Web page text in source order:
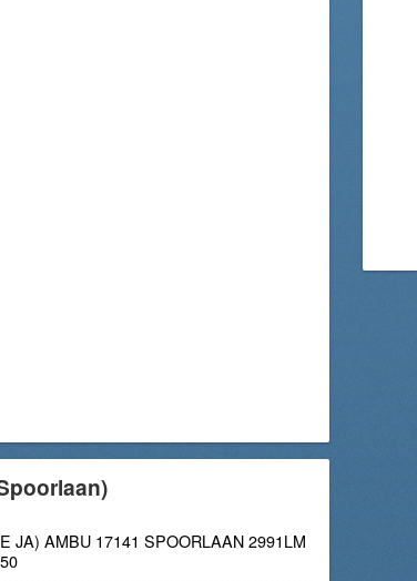
JA) AMBU 17141 SPOORLAAN 2991LM